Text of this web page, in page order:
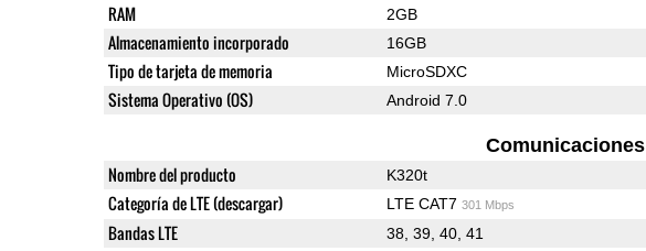
RAM 2GB
Almacenamiento incorporado 16GB
Tipo de tarjeta de memoria MicroSDXC
Sistema Operativo (OS) Android 7.0
Comunicaciones
Nombre del producto K320t
Categoría de LTE (descargar) LTE CAT7 301 Mbps
Bandas LTE 38, 39, 40, 41